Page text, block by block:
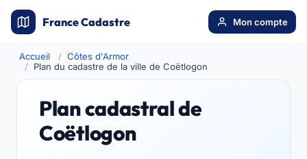
France Cadastre Mon compte
Accueil
Côtes d'Armor
Plan du cadastre de la ville de Coëtlogon
Plan cadastral de
Coëtlogon